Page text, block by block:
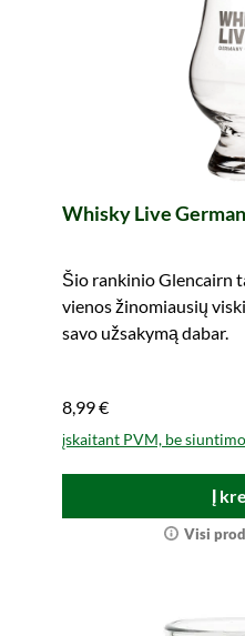
Whisky Live
Šio rankinio Glencairn
vienos žinomiausių
savo užsakymą dabar.
8,99 €
įskaitant PVM, be
Į
Visi